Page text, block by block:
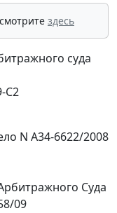
здесь
суда
С2
N А34-6622/2008
Суда
09